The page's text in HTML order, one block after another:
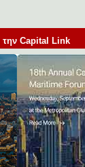
Capital Link